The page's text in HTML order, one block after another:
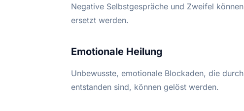
Negative Selbstgespräche und Zweifel
ersetzt werden.
Emotionale Heilung
Unbewusste, emotionale Blockaden, die
entstanden sind, können gelöst werden.